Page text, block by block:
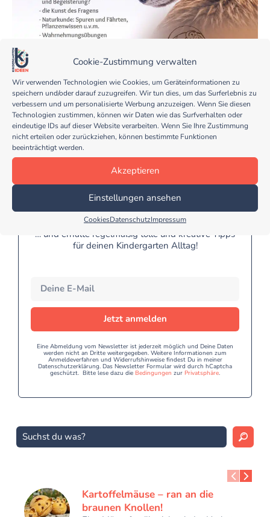
Cookie-Zustimmung verwalten
Wir verwenden Technologien wie Cookies, um Geräteinformationen zu
speichern und/oder darauf zuzugreifen. Wir tun dies, um das Surferlebnis zu
verbessern und um personalisierte Werbung anzuzeigen. Wenn Sie diesen
Technologien zustimmen, können wir Daten wie das Surfverhalten oder
eindeutige IDs auf dieser Website verarbeiten. Wenn Sie Ihre Zustimmung
nicht erteilen oder zurückziehen, können bestimmte Funktionen
beeinträchtigt werden.
Akzeptieren
Einstellungen ansehen
CookiesDatenschutzImpressum
Melde dich jetzt für meinen
kostenlosen Kindergarten Ideen
Newsletter an...
… und erhalte regelmäßig tolle und kreative Tipps
für deinen Kindergarten Alltag!
Jetzt anmelden
Eine Abmeldung vom Newsletter ist jederzeit möglich und Deine Daten
werden nicht an Dritte weitergegeben. Weitere Informationen zum
Anmeldeverfahren und Widerrufshinweise findest Du in meiner
Datenschutzerklärung. Das Newsletter Formular wird durch hCaptcha
geschützt. Bitte lese dazu die Bedingungen zur Privatsphäre.
Kartoffelmäuse – ran an die
braunen Knollen!